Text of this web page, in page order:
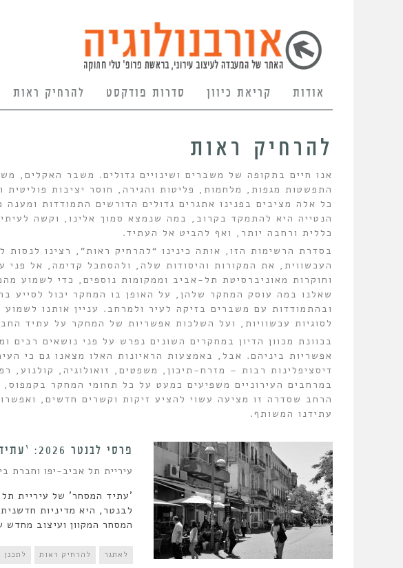
אודות קריאת כיוון סדרות פודקסט להרחיק ראות
להרחיק ראות
אנו חיים בתקופה של משברים ושינויים גדולים. משבר האקלים,
התפשטות מגפות, מלחמות, פליטות והגירה, חוסר יציבות
כל אלה מציבים בפנינו אתגרים גדולים הדורשים התמודדות ומענה
הנטייה היא להתמקד בקרוב, במה שנמצא סמוך אלינו, וקשה
כללית ורחבה יותר, ואף להביט אל העתיד.
בסדרת הרשימות הזו, אותה כינינו “להרחיק ראות”, רצינו
העכשווית, את המקורות והיסודות שלה, ולהסתכל קדימה, אל פני
וחוקרות מאוניברסיטת תל-אביב וממקומות נוספים, כדי לשמוע
שאלנו במה עוסק המחקר שלהן, על האופן בו המחקר יכול לסייע
ובהתמודדות עם משברים בזיקה לעיר ולמרחב. עניין אותנו
לסוגיות עכשוויות, ועל השלכות אפשריות של המחקר על עתיד
בכוונת מכוון הדיון במחקרים השונים נפרש על פני נושאים רבים
אפשריות ביניהם. אבל, באמצעות הראיונות האלו מצאנו גם כי
דיסציפלינות רבות – מזרח-תיכון, משפטים, זואולוגיה, קולנוע,
במרחבים העירוניים משפיעים כמעט על כל תחומי המחקר
הרחב שסדרה זו מציעה עשוי להציע זיקות וקשרים חדשים,
עתידנו המשותף.
פרסי לבנטר 2026: ‘עתיד המסחר’ תל אביב-יפו
עיריית תל אביב-יפו וחברת
לבנטר, היא מדיניות
המסחר המקוון ועיצוב
לאתגר להרחיק ראות לתכנן